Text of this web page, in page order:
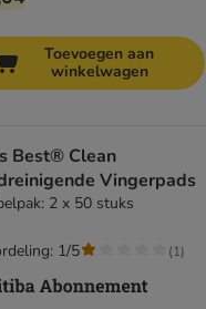
Toevoegen aan
winkelwagen
Best® Clean
Vingerpads
2 x 50 stuks
1/5 (1)